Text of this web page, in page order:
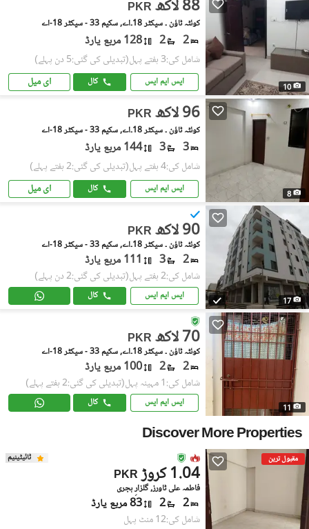
10
PKR 88 لاکھ
کوئٹہ ٹاؤن ۔ سیکٹر 18۔اے, سکیم 33 - سیکٹر 18-اے
2
2 128 مربع یارڈ
شامل کی:3 ہفتے پہل (تبدیلی کی گئی:5 دن پہلے)
ایس ایم ایس کال ای میل
8
PKR 96 لاکھ
کوئٹہ ٹاؤن ۔ سیکٹر 18۔اے, سکیم 33 - سیکٹر 18-اے
3
3 144 مربع یارڈ
شامل کی:4 ہفتے پہل (تبدیلی کی گئی:2 ہفتے پہلے)
ایس ایم ایس کال ای میل
17
PKR 90 لاکھ
کوئٹہ ٹاؤن ۔ سیکٹر 18۔اے, سکیم 33 - سیکٹر 18-اے
2
3 111 مربع یارڈ
شامل کی:2 ہفتے پہل (تبدیلی کی گئی:2 دن پہلے)
ایس ایم ایس کال
11
PKR 70 لاکھ
کوئٹہ ٹاؤن ۔ سیکٹر 18۔اے, سکیم 33 - سیکٹر 18-اے
2
2 100 مربع یارڈ
شامل کی:1 مہینہ پہل (تبدیلی کی گئی:2 ہفتے پہلے)
ایس ایم ایس کال
Discover More Properties
مقبول ترین ٹائیٹینیم
PKR 1.04 کروڑ
فاطمہ علی ٹاورز, گلزارِ ہجری
2
2 83 مربع یارڈ
شامل کی:12 منٹ پہل